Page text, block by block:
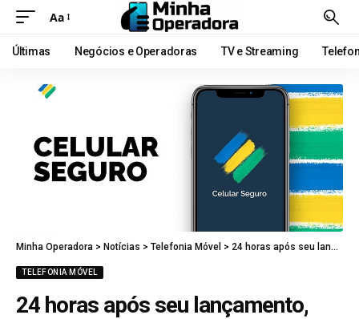
Aa
Últimas Negócios e Operadoras TV e Streaming
Minha Operadora > Notícias > Telefonia Móvel > 24 horas após seu lançamento, Celular Seguro já apresenta resultados
TELEFONIA MÓVEL
24 horas após seu lançamento,